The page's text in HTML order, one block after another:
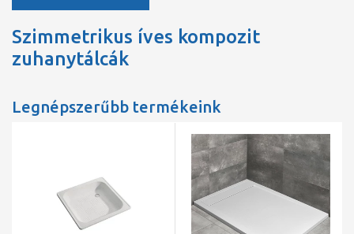
Szimmetrikus íves kompozit
zuhanytálcák
Legnépszerűbb termékeink